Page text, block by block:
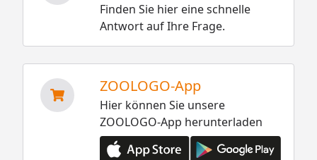
Finden Sie hier eine schnelle
Antwort auf Ihre Frage.
ZOOLOGO-App
Hier können Sie unsere
ZOOLOGO-App herunterladen